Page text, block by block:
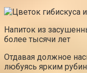
Напиток из
более тысячи лет
Отдавая должное
любуясь ярким